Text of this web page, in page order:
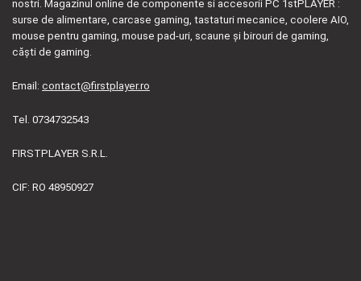
nostri. Magazinul online de componente si accesorii PC 1stPLAYER :
surse de alimentare, carcase gaming, tastaturi mecanice, coolere AIO,
mouse pentru gaming, mouse pad-uri, scaune și birouri de gaming,
căști de gaming.
Email: contact@firstplayer.ro
Tel. 0734732543
FIRSTPLAYER S.R.L.
CIF: RO 48950927